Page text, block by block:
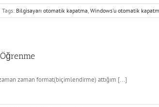
Tags: Bilgisayarı otomatik kapatma, Windows'u otomatik
zaman format(biçimlendirme) attığım [...]